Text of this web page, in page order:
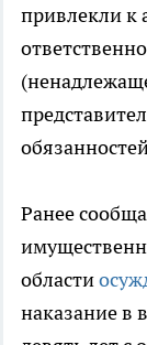
привлекли к
Ранее
области
наказание в